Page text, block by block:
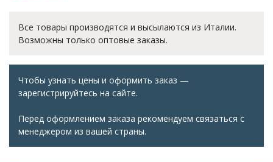
Все товары производятся и высылаются из Италии.
Возможны только оптовые заказы.
Чтобы узнать цены и оформить заказ —
зарегистрируйтесь на сайте.
Перед оформлением заказа рекомендуем связаться с
менеджером из вашей страны.